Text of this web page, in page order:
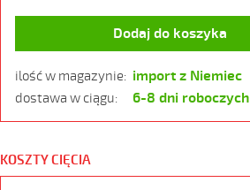
Dodaj do koszyka
ilość w magazynie: import z Niemiec
dostawa w ciągu: 6-8 dni roboczych
KOSZTY CIĘCIA